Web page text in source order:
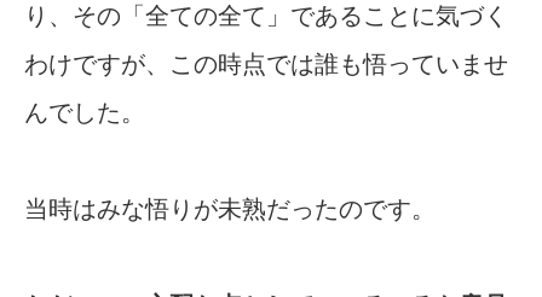
り、その「全ての全て」であることに気づく
わけですが、この時点では誰も悟っていませ
んでした。
当時はみな悟りが未熟だったのです。